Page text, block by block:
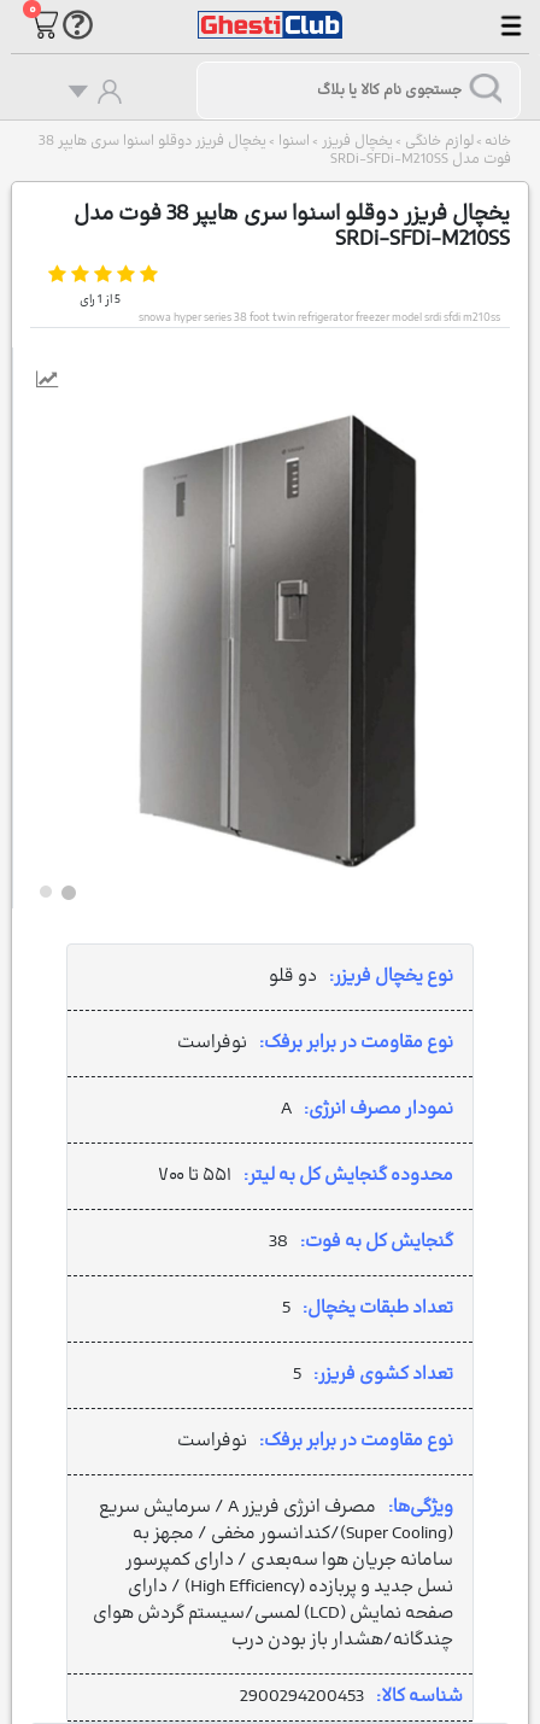
۰
خانه > لوازم خانگی > یخچال فریزر > اسنوا >
یخچال فریزر دوقلو اسنوا سری هایپر 38
فوت مدل SRDi-SFDi-M210SS
یخچال فریزر دوقلو اسنوا سری هایپر 38 فوت مدل
SRDi-SFDi-M210SS
5از 1رای
snowa hyper series 38 foot twin refrigerator freezer model srdi sfdi m210ss
نوع یخچال فریزر: دو قلو
نوع مقاومت در برابر برفک: نوفراست
نمودار مصرف انرژی: A
محدوده گنجایش کل به لیتر: ۵۵۱ تا ۷۰۰
گنجایش کل به فوت: 38
تعداد طبقات یخچال: 5
تعداد کشوی فریزر: 5
نوع مقاومت در برابر برفک: نوفراست
ویژگی‌ها:
مصرف انرژی فریزر A / سرمایش سریع
(Super Cooling)/کندانسور مخفی / مجهز به
سامانه جریان هوا سه‌بعدی / دارای کمپرسور
نسل جدید و پربازده (High Efficiency) / دارای
صفحه نمایش (LCD) لمسی/سیستم گردش هوای
چندگانه/هشدار باز بودن درب
شناسه کالا: 2900294200453